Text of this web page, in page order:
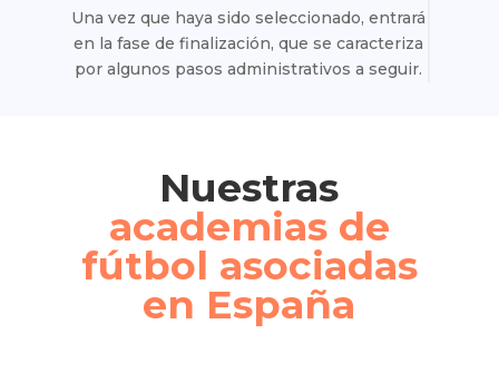
Una vez que haya sido seleccionado, entrará
en la fase de finalización, que se caracteriza
por algunos pasos administrativos a seguir.
Nuestras
academias de
fútbol asociadas
en España